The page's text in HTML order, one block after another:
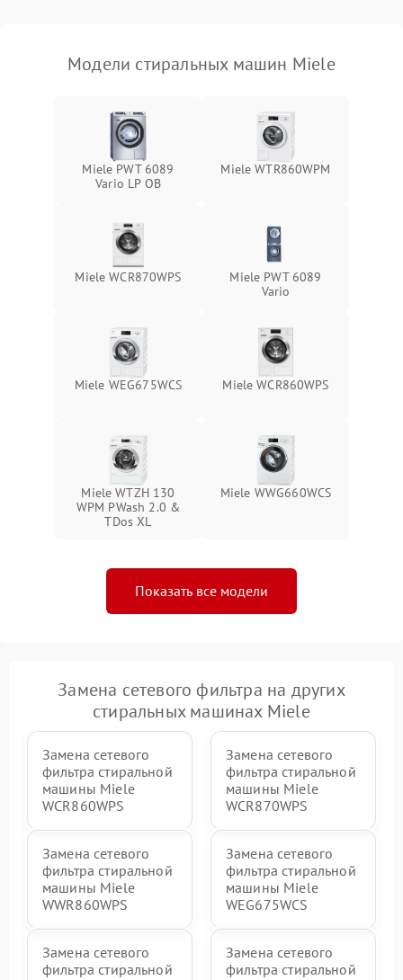
Модели стиральных машин Miele
Miele PWT 6089
Vario LP OB
Miele WTR860WPM
Miele WCR870WPS
Miele PWT 6089
Vario
Miele WEG675WCS Miele WCR860WPS
Miele WTZH 130
WPM PWash 2.0 &
TDos XL
Miele WWG660WCS
Показать все модели
Замена сетевого фильтра на других
стиральных машинах Miele
Замена сетевого
фильтра стиральной
машины Miele
WCR860WPS
Замена сетевого
фильтра стиральной
машины Miele
WCR870WPS
Замена сетевого
фильтра стиральной
машины Miele
WWR860WPS
Замена сетевого
фильтра стиральной
машины Miele
WEG675WCS
Замена сетевого
фильтра стиральной
Замена сетевого
фильтра стиральной